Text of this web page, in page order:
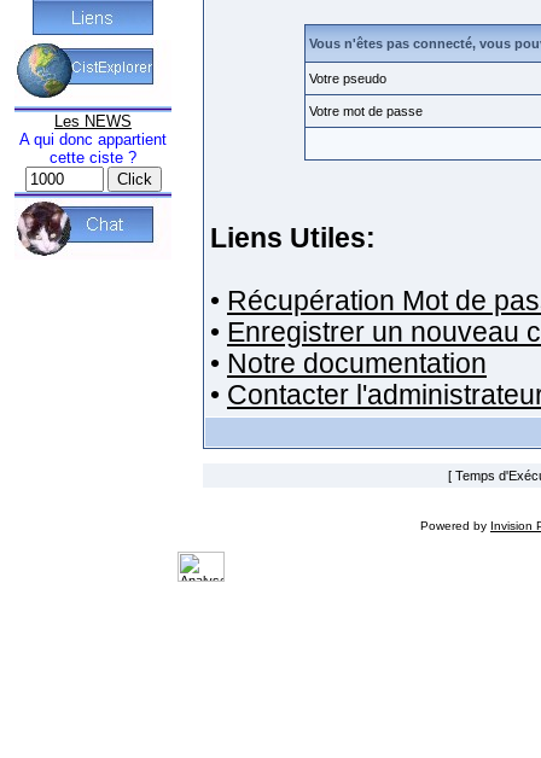
Les NEWS
A qui donc appartient
cette ciste ?
Vous n'êtes pas connecté, vous
Votre pseudo
Votre mot de passe
Liens Utiles:
• Récupération Mot de
• Enregistrer un nouveau
• Notre documentation
• Contacter
[ Temps
Powered by Invision